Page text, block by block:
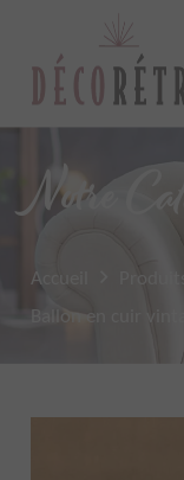
Notre
Accueil
Ballon en cuir